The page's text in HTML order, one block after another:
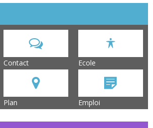
Contact Ecole
Plan Emploi